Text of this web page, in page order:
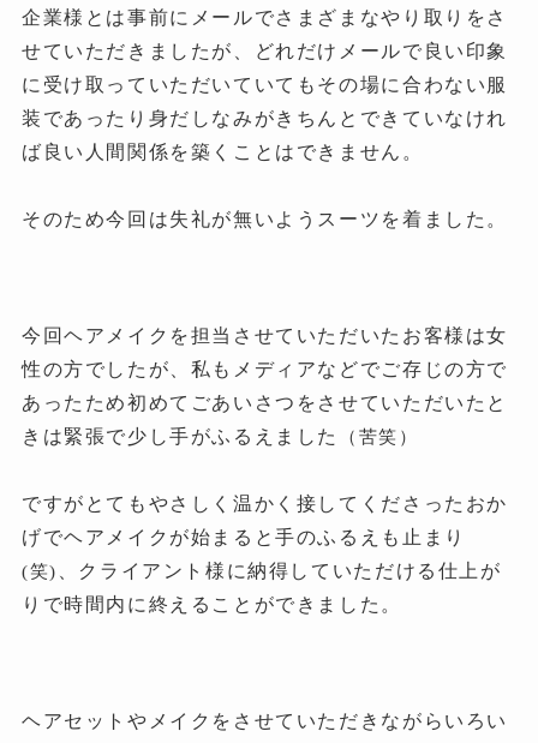
企業様とは事前にメールでさまざまなやり取りをさ
せていただきましたが、どれだけメールで良い印象
に受け取っていただいていてもその場に合わない服
装であったり身だしなみがきちんとできていなけれ
ば良い人間関係を築くことはできません。
そのため今回は失礼が無いようスーツを着ました。
今回ヘアメイクを担当させていただいたお客様は女
性の方でしたが、私もメディアなどでご存じの方で
あったため初めてごあいさつをさせていただいたと
きは緊張で少し手がふるえました
（苦笑）
ですがとてもやさしく温かく接してくださったおか
げでヘアメイクが始まると手のふるえも止まり
(笑)
、クライアント様に納得していただける仕上が
りで時間内に終えることができました。
ヘアセットやメイクをさせていただきながらいろい